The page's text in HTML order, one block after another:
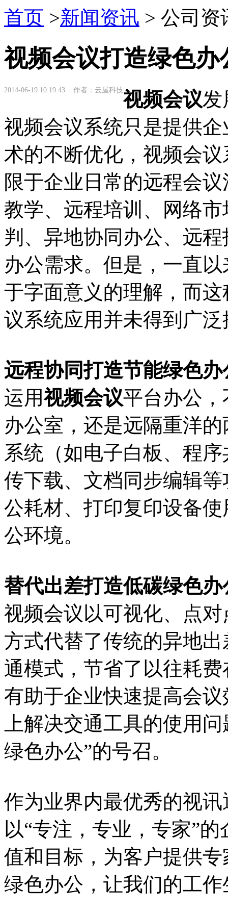
首页 >新闻资讯 > 公司资
视频会议打造绿色
2014-06-19 10:19:43 作者：云屋科技视频会议发
视频会议系统只是提供
术的不断优化，视频会
限于企业日常的远程会
教学、远程培训、网络
判、异地协同办公、远
办公需求。但是，一直
于字面意义的理解，而
议系统应用并未得到广泛
远程协同打造节能绿色办
运用视频会议平台办公
办公室，还是远隔重洋
系统（如电子白板、程
传下载、文档同步编辑
公耗材、打印复印设备
公环境。
替代出差打造低碳绿色办
视频会议以可视化、点
方式代替了传统的异地
通模式，节省了以往耗
有助于企业快速提高会
上解决交通工具的使用
绿色办公”的号召。
作为业界内最优秀的视
以“专注，专业，专家”
值和目标，为客户提供
绿色办公，让我们的工